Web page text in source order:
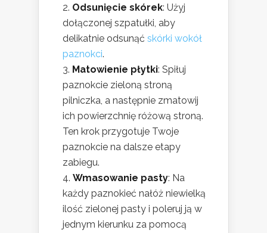
Odsunięcie skórek: Użyj
dołączonej szpatułki, aby
delikatnie odsunąć skórki wokół
paznokci.
Matowienie płytki: Spiłuj
paznokcie zieloną stroną
pilniczka, a następnie zmatowij
ich powierzchnię różową stroną.
Ten krok przygotuje Twoje
paznokcie na dalsze etapy
zabiegu.
Wmasowanie pasty: Na
każdy paznokieć nałóż niewielką
ilość zielonej pasty i poleruj ją w
jednym kierunku za pomocą